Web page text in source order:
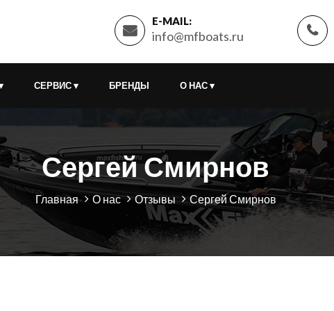
E-MAIL:
info@mfboats.ru
СЕРВИС▾ БРЕНДЫ О НАС▾
Сергей Смирнов
Главная О нас Отзывы Сергей Смирнов